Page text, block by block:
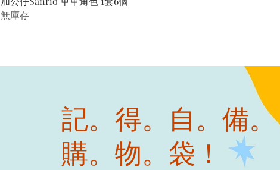
無庫存
記。得。自。備。
購。物。袋！